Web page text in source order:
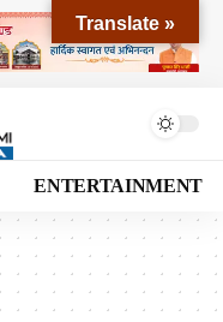
ENTERTAINMENT
Translate »